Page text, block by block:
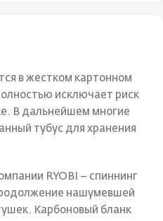
в жестком картонном
исключает риск
В дальнейшем многие
тубус для хранения
RYOBI – спиннинг
нашумевшей
Карбоновый бланк